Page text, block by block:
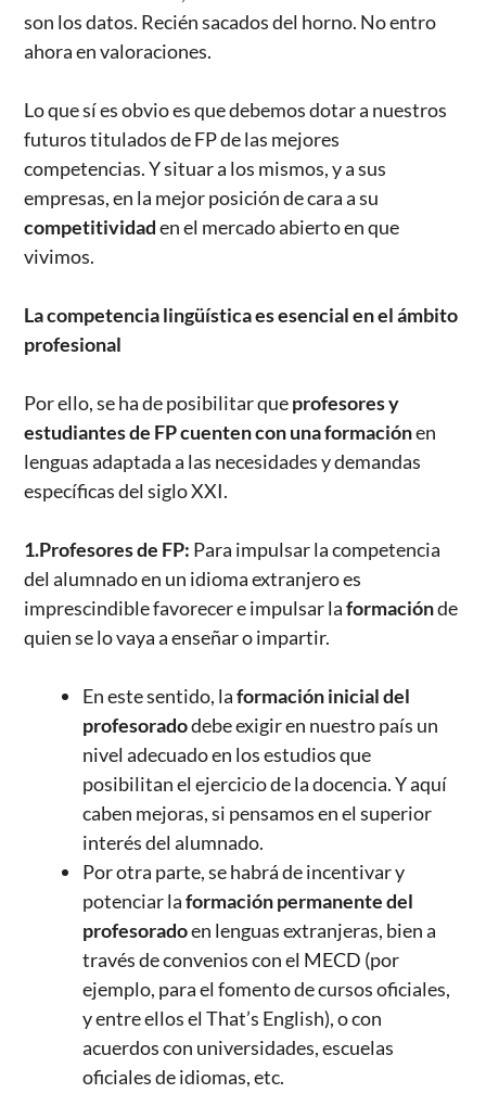
son los datos. Recién sacados del horno. No entro
ahora en valoraciones.
Lo que sí es obvio es que debemos dotar a nuestros
futuros titulados de FP de las mejores
competencias. Y situar a los mismos, y a sus
empresas, en la mejor posición de cara a su
competitividaden el mercado abierto en que
vivimos.
La competencia lingüística es esencial en el ámbito
profesional
Por ello, se ha de posibilitar queprofesores y
estudiantes de FPcuenten con una formaciónen
lenguas adaptada a las necesidades y demandas
específicas del siglo XXI.
1.Profesores de FP: Para impulsar la competencia
del alumnado en un idioma extranjero es
imprescindible favorecer e impulsar laformaciónde
quien se lo vaya a enseñar o impartir.
En este sentido, laformación inicial del
profesoradodebe exigir en nuestro país un
nivel adecuado en los estudios que
posibilitan el ejercicio de la docencia. Y aquí
caben mejoras, si pensamos en el superior
interés del alumnado.
Por otra parte, se habrá de incentivar y
potenciar laformación permanentedel
profesoradoen lenguas extranjeras, bien a
través de convenios con el MECD (por
ejemplo, para el fomento de cursos oficiales,
y entre ellos el That’s English), o con
acuerdos con universidades, escuelas
oficiales de idiomas, etc.